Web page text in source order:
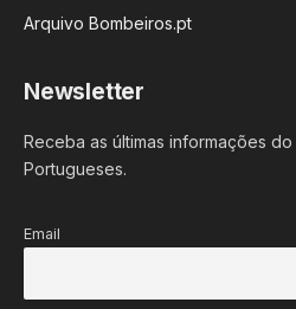
Arquivo Bombeiros.pt
Newsletter
Receba as últimas informações
Portugueses.
Email